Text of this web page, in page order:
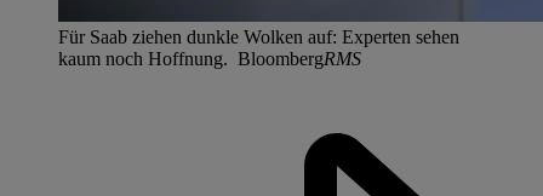
Für Saab ziehen dunkle Wolken auf: Experten sehen
kaum noch Hoffnung. BloombergRMS